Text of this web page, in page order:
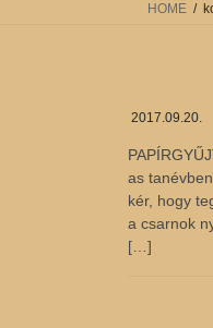
HOME
2017.09.20.
as
kér, hogy
a csarnok
[…]